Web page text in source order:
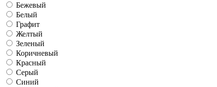
Бежевый
Белый
Графит
Желтый
Зеленый
Коричневый
Красный
Серый
Синий